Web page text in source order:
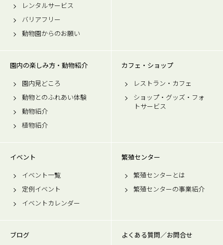
レンタルサービス
バリアフリー
動物園からのお願い
園内の楽しみ方・動物紹介
園内見どころ
動物とのふれあい体験
動物紹介
植物紹介
カフェ・ショップ
レストラン・カフェ
ショップ・グッズ・フォ
トサービス
イベント
イベント一覧
定例イベント
イベントカレンダー
繁殖センター
繁殖センターとは
繁殖センターの事業紹介
ブログ
よくある質問／お問合せ